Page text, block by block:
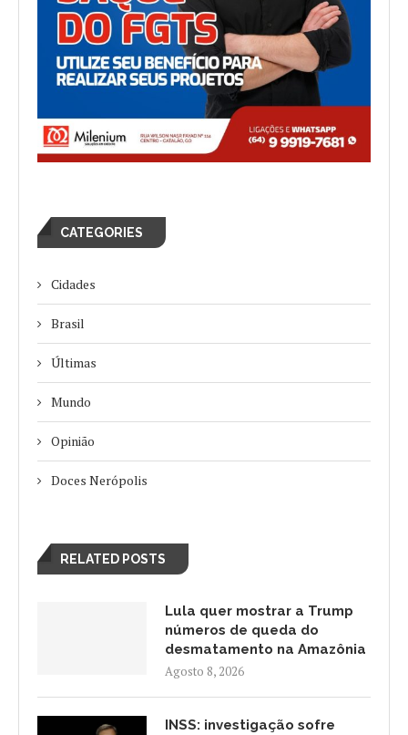
CATEGORIES
Cidades
Brasil
Últimas
Mundo
Opinião
Doces Nerópolis
RELATED POSTS
Lula quer mostrar a Trump
números de queda do
desmatamento na Amazônia
Agosto 8, 2026
INSS: investigação sofre